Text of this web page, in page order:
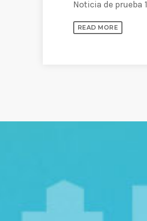
Noticia de prueba 1
READ MORE